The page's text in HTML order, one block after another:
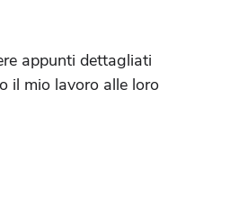
appunti dettagliati
il mio lavoro alle loro